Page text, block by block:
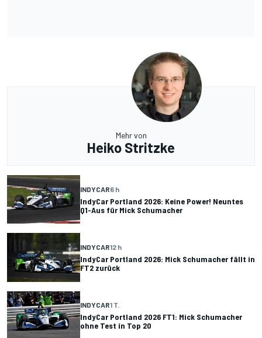
Mehr von
Heiko Stritzke
INDYCAR6 h
IndyCar Portland 2026: Keine Power! Neuntes
Q1-Aus für Mick Schumacher
INDYCAR12 h
IndyCar Portland 2026: Mick Schumacher fällt in
FT2 zurück
INDYCAR1 T.
IndyCar Portland 2026 FT1: Mick Schumacher
ohne Test in Top 20